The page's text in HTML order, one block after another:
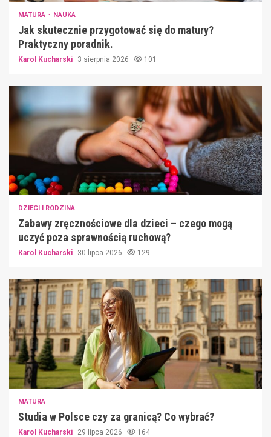
MATURA NAUKA
Jak skutecznie przygotować się do matury?
Praktyczny poradnik.
Karol Kucharski 3 sierpnia 2026 101
DZIECI I RODZINA
Zabawy zręcznościowe dla dzieci – czego mogą
uczyć poza sprawnością ruchową?
Karol Kucharski 30 lipca 2026 129
MATURA
Studia w Polsce czy za granicą? Co wybrać?
Karol Kucharski 29 lipca 2026 164